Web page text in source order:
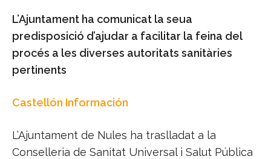
L’Ajuntament ha comunicat la seua
predisposició d’ajudar a facilitar la feina del
procés a les diverses autoritats sanitàries
pertinents
Castellón Información
L’Ajuntament de Nules ha traslladat a la
Conselleria de Sanitat Universal i Salut Pública